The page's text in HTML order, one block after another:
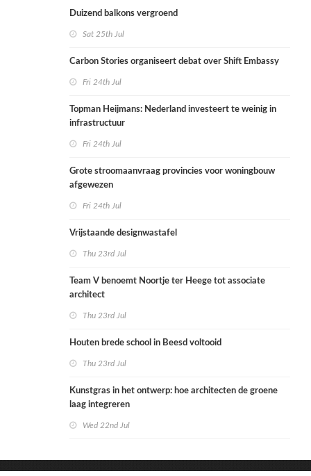
Duizend balkons vergroend
Sat 25th Jul
Carbon Stories organiseert debat over Shift Embassy
Fri 24th Jul
Topman Heijmans: Nederland investeert te weinig in
infrastructuur
Fri 24th Jul
Grote stroomaanvraag provincies voor woningbouw
afgewezen
Fri 24th Jul
Vrijstaande designwastafel
Thu 23rd Jul
Team V benoemt Noortje ter Heege tot associate
architect
Thu 23rd Jul
Houten brede school in Beesd voltooid
Thu 23rd Jul
Kunstgras in het ontwerp: hoe architecten de groene
laag integreren
Wed 22nd Jul